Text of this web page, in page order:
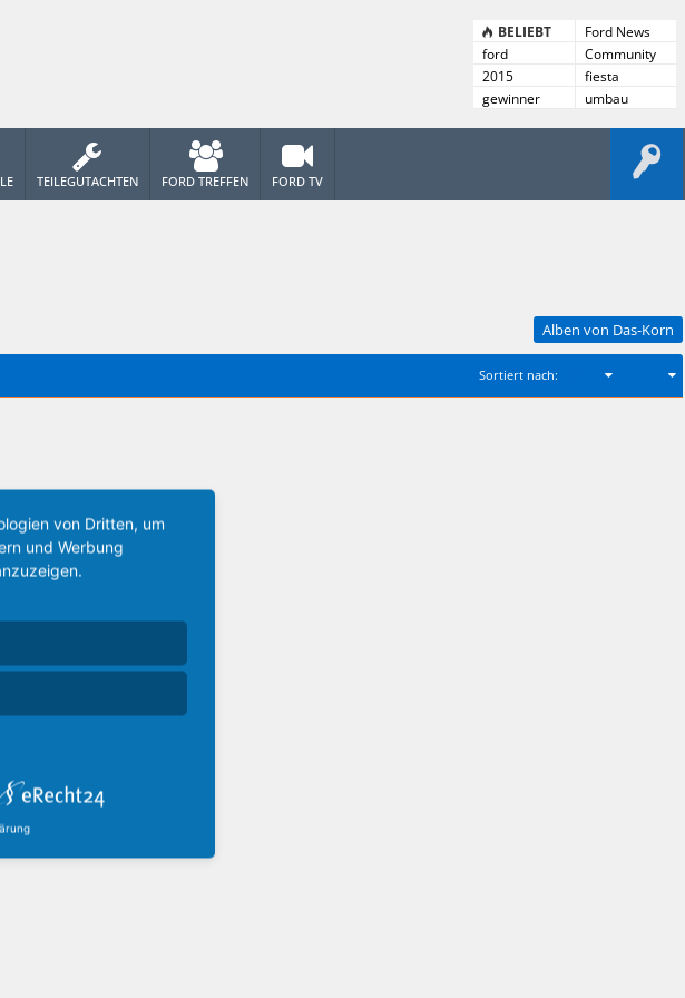
Alben von Das-Korn
Sortiert nach:
BELIEBT
Ford News
ford
Community
News
2015
fiesta
gewinner
umbau
TEILEGUTACHTEN FORD TREFFEN FORD TV
von Dritten, um
und Werbung